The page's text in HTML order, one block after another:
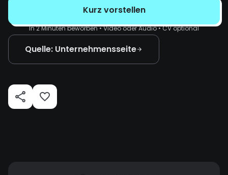
Kurz vorstellen
In 2 Minuten beworben • Video oder Audio • CV optional
Quelle: Unternehmensseite